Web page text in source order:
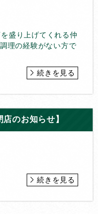
盛り上げてくれる仲
理の経験がない方で
続きを見る
店のお知らせ】
続きを見る